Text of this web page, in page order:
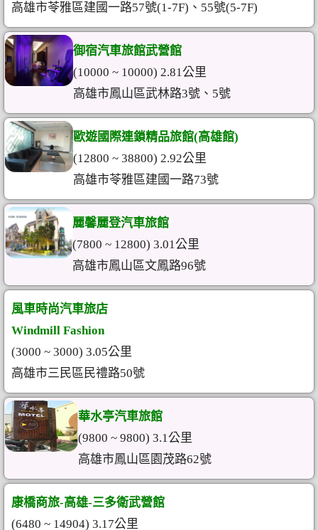
高雄市苓雅區建國一路57號(1-7F)、55號(5-7F)
御宿汽車旅館武營館
(10000 ~ 10000) 2.81公里
高雄市鳳山區武林路3號、5號
歐遊國際連鎖精品旅館(高雄館)
(12800 ~ 38800) 2.92公里
高雄市苓雅區建國一路73號
麗馨麗登汽車旅館
(7800 ~ 12800) 3.01公里
高雄市鳳山區文鳳路96號
風車時尚汽車旅店
Windmill Fashion
(3000 ~ 3000) 3.05公里
高雄市三民區民禮路50號
華水亭汽車旅館
(9800 ~ 9800) 3.1公里
高雄市鳳山區園茂路62號
康橋商旅-高雄-三多衛武營館
(6480 ~ 14904) 3.17公里